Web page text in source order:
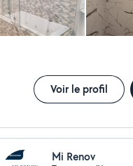
Voir le profil
Mi Renov